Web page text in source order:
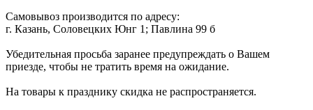
Самовывоз производится по адресу:
г. Казань, Соловецких Юнг 1; Павлина 99 б
Убедительная просьба заранее предупреждать о Вашем
приезде, чтобы не тратить время на ожидание.
На товары к празднику скидка не распространяется.